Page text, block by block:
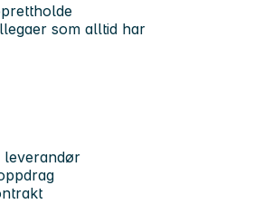
som alltid har
leverandør